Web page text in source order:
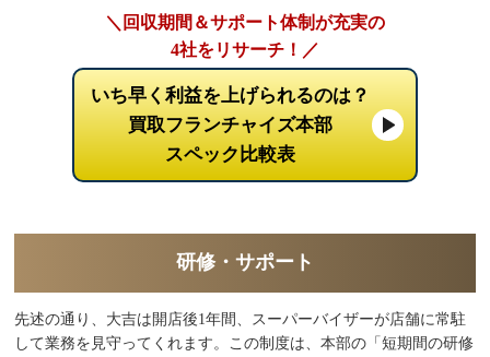
＼回収期間＆サポート体制が充実の
4社をリサーチ！／
いち早く利益を上げられるのは？
買取フランチャイズ本部
スペック比較表
研修・サポート
先述の通り、大吉は開店後1年間、スーパーバイザーが店舗に常駐
して業務を見守ってくれます。この制度は、本部の「短期間の研修